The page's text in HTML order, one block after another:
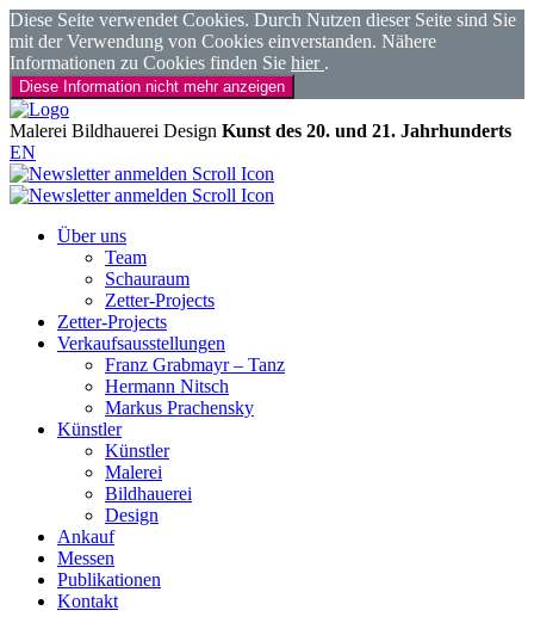
Diese Seite verwendet Cookies. Durch Nutzen dieser Seite sind Sie
mit der Verwendung von Cookies einverstanden. Nähere
Informationen zu Cookies finden Sie hier .
Diese Information nicht mehr anzeigen
Malerei Bildhauerei Design Kunst des 20. und 21. Jahrhunderts
EN
Über uns
Team
Schauraum
Zetter-Projects
Zetter-Projects
Verkaufsausstellungen
Franz Grabmayr – Tanz
Hermann Nitsch
Markus Prachensky
Künstler
Künstler
Malerei
Bildhauerei
Design
Ankauf
Messen
Publikationen
Kontakt